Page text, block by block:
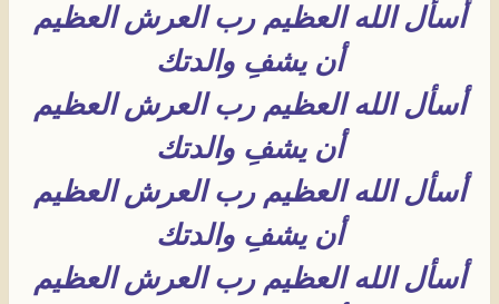
أسأل الله العظيم رب العرش العظيم
أن يشفِ والدتك
أسأل الله العظيم رب العرش العظيم
أن يشفِ والدتك
أسأل الله العظيم رب العرش العظيم
أن يشفِ والدتك
أسأل الله العظيم رب العرش العظيم